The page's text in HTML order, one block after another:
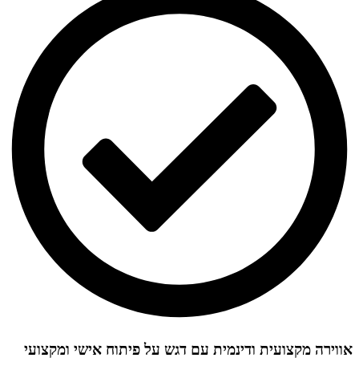
אווירה מקצועית ודינמית עם דגש על פיתוח אישי ומקצועי